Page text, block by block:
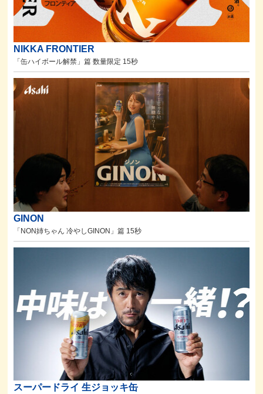
NIKKA FRONTIER
「缶ハイボール解禁」篇 数量限定 15秒
GINON
「NON姉ちゃん 冷やしGINON」篇 15秒
スーパードライ 生ジョッキ缶